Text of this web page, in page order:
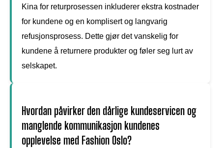
Kina for returprosessen inkluderer ekstra kostnader
for kundene og en komplisert og langvarig
refusjonsprosess. Dette gjør det vanskelig for
kundene å returnere produkter og føler seg lurt av
selskapet.
Hvordan påvirker den dårlige kundeservicen og
manglende kommunikasjon kundenes
opplevelse med Fashion Oslo?